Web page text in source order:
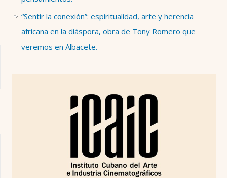
“Sentir la conexión”: espiritualidad, arte y herencia
africana en la diáspora, obra de Tony Romero que
veremos en Albacete.